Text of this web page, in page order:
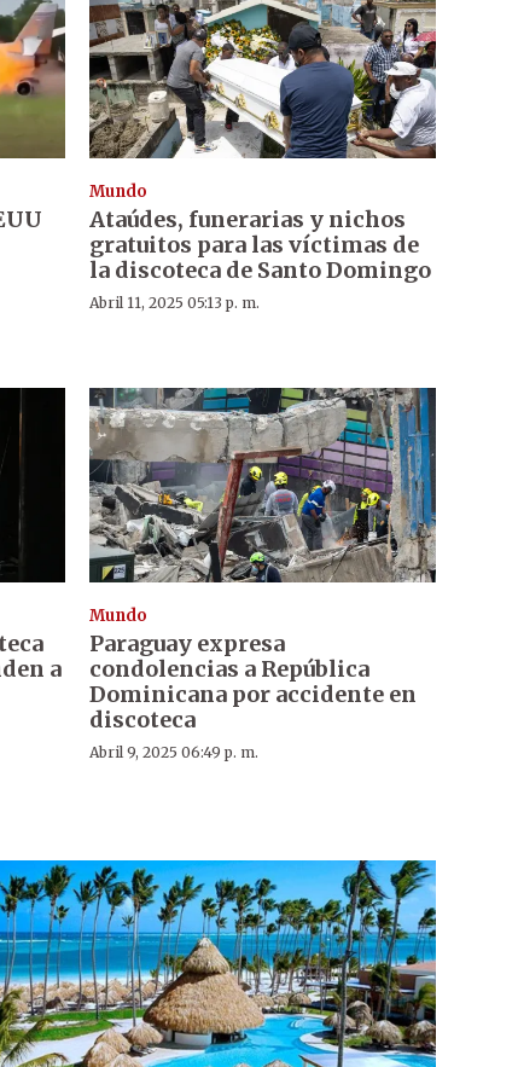
Mundo
Ataúdes, funerarias y nichos
gratuitos para las víctimas de
la discoteca de Santo Domingo
Abril 11, 2025 05:13 p. m.
a
Mundo
Paraguay expresa
condolencias a República
Dominicana por accidente en
discoteca
Abril 9, 2025 06:49 p. m.